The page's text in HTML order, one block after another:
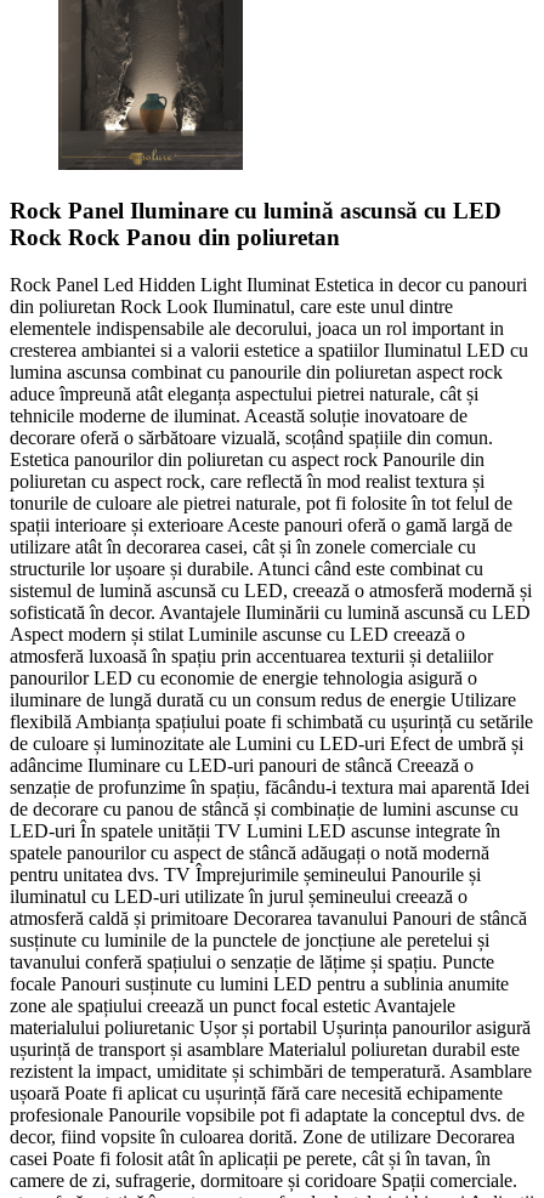
Rock Panel Iluminare cu lumină ascunsă cu LED
Rock Rock Panou din poliuretan
Rock Panel Led Hidden Light Iluminat Estetica in decor cu panouri
din poliuretan Rock Look Iluminatul, care este unul dintre
elementele indispensabile ale decorului, joaca un rol important in
cresterea ambiantei si a valorii estetice a spatiilor Iluminatul LED cu
lumina ascunsa combinat cu panourile din poliuretan aspect rock
aduce împreună atât eleganța aspectului pietrei naturale, cât și
tehnicile moderne de iluminat. Această soluție inovatoare de
decorare oferă o sărbătoare vizuală, scoțând spațiile din comun.
Estetica panourilor din poliuretan cu aspect rock Panourile din
poliuretan cu aspect rock, care reflectă în mod realist textura și
tonurile de culoare ale pietrei naturale, pot fi folosite în tot felul de
spații interioare și exterioare Aceste panouri oferă o gamă largă de
utilizare atât în decorarea casei, cât și în zonele comerciale cu
structurile lor ușoare și durabile. Atunci când este combinat cu
sistemul de lumină ascunsă cu LED, creează o atmosferă modernă și
sofisticată în decor. Avantajele Iluminării cu lumină ascunsă cu LED
Aspect modern și stilat Luminile ascunse cu LED creează o
atmosferă luxoasă în spațiu prin accentuarea texturii și detaliilor
panourilor LED cu economie de energie tehnologia asigură o
iluminare de lungă durată cu un consum redus de energie Utilizare
flexibilă Ambianța spațiului poate fi schimbată cu ușurință cu setările
de culoare și luminozitate ale Lumini cu LED-uri Efect de umbră și
adâncime Iluminare cu LED-uri panouri de stâncă Creează o
senzație de profunzime în spațiu, făcându-i textura mai aparentă Idei
de decorare cu panou de stâncă și combinație de lumini ascunse cu
LED-uri În spatele unității TV Lumini LED ascunse integrate în
spatele panourilor cu aspect de stâncă adăugați o notă modernă
pentru unitatea dvs. TV Împrejurimile șemineului Panourile și
iluminatul cu LED-uri utilizate în jurul șemineului creează o
atmosferă caldă și primitoare Decorarea tavanului Panouri de stâncă
susținute cu luminile de la punctele de joncțiune ale peretelui și
tavanului conferă spațiului o senzație de lățime și spațiu. Puncte
focale Panouri susținute cu lumini LED pentru a sublinia anumite
zone ale spațiului creează un punct focal estetic Avantajele
materialului poliuretanic Ușor și portabil Ușurința panourilor asigură
ușurință de transport și asamblare Materialul poliuretan durabil este
rezistent la impact, umiditate și schimbări de temperatură. Asamblare
ușoară Poate fi aplicat cu ușurință fără care necesită echipamente
profesionale Panourile vopsibile pot fi adaptate la conceptul dvs. de
decor, fiind vopsite în culoarea dorită. Zone de utilizare Decorarea
casei Poate fi folosit atât în aplicații pe perete, cât și în tavan, în
camere de zi, sufragerie, dormitoare și coridoare Spații comerciale.